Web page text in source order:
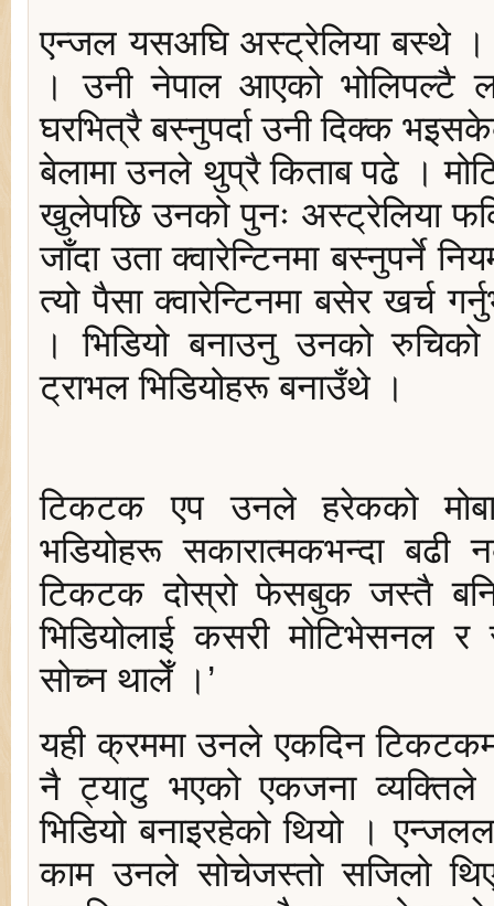
एन्जल यसअघि अस्ट्रेलिया बस्थे
। उनी नेपाल आएको
घरभित्रै बस्नुपर्दा उनी दिक्क
बेलामा उनले थुप्रै किताब पढे ।
खुलेपछि उनको पुनः अस्ट्रेलिया
जाँदा उता क्वारेन्टिनमा बस्नुपर्ने
त्यो पैसा क्वारेन्टिनमा बसेर खर्च
। भिडियो बनाउनु उनको
ट्राभल भिडियोहरू बनाउँथे ।
टिकटक एप उनले हरेकको
भडियोहरू सकारात्मकभन्दा बढी
टिकटक दोस्रो फेसबुक जस्तै
भिडियोलाई कसरी मोटिभेसनल
सोच्‍न थालेँ ।’
यही क्रममा उनले एकदिन
नै ट्याटु भएको एकजना व्यक्तिले
भिडियो बनाइरहेको थियो ।
काम उनले सोचेजस्तो सजिलो